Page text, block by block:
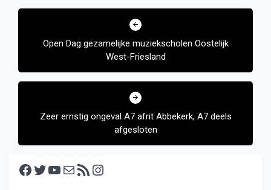
Bericht
Open Dag gezamelijke muziekscholen Oostelijk
West-Friesland
Zeer ernstig ongeval A7 afrit Abbekerk, A7 deels
afgesloten
Facebook Twitter YouTube E-mail RSS feed